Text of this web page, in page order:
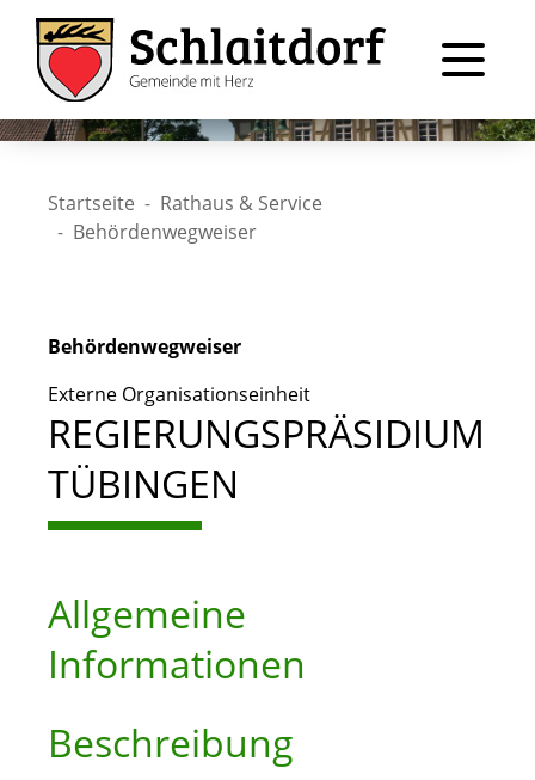
Startseite
Rathaus & Service
Behördenwegweiser
Behördenwegweiser
Externe Organisationseinheit
REGIERUNGSPRÄSIDIUM
TÜBINGEN
Allgemeine
Informationen
Beschreibung